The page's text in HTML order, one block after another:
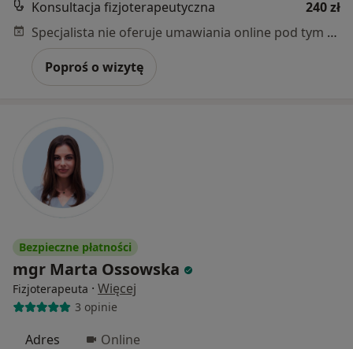
Konsultacja fizjoterapeutyczna
240 zł
Specjalista nie oferuje umawiania online pod tym adresem.
Poproś o wizytę
Bezpieczne płatności
mgr Marta Ossowska
Fizjoterapeuta · Więcej
3 opinie
Adres Online